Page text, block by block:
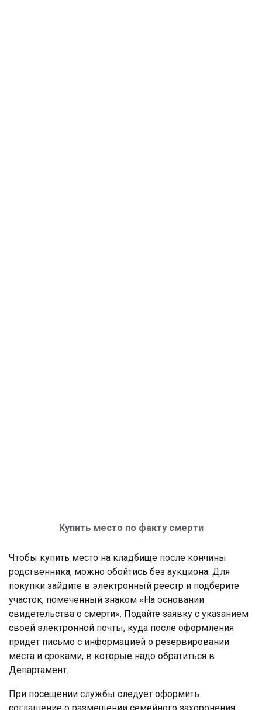
Купить место по факту смерти
Чтобы купить место на кладбище после кончины
родственника, можно обойтись без аукциона. Для
покупки зайдите в электронный реестр и подберите
участок, помеченный знаком «На основании
свидетельства о смерти». Подайте заявку с указанием
своей электронной почты, куда после оформления
придет письмо с информацией о резервировании
места и сроками, в которые надо обратиться в
Департамент.
При посещении службы следует оформить
соглашение о размещении семейного захоронения.